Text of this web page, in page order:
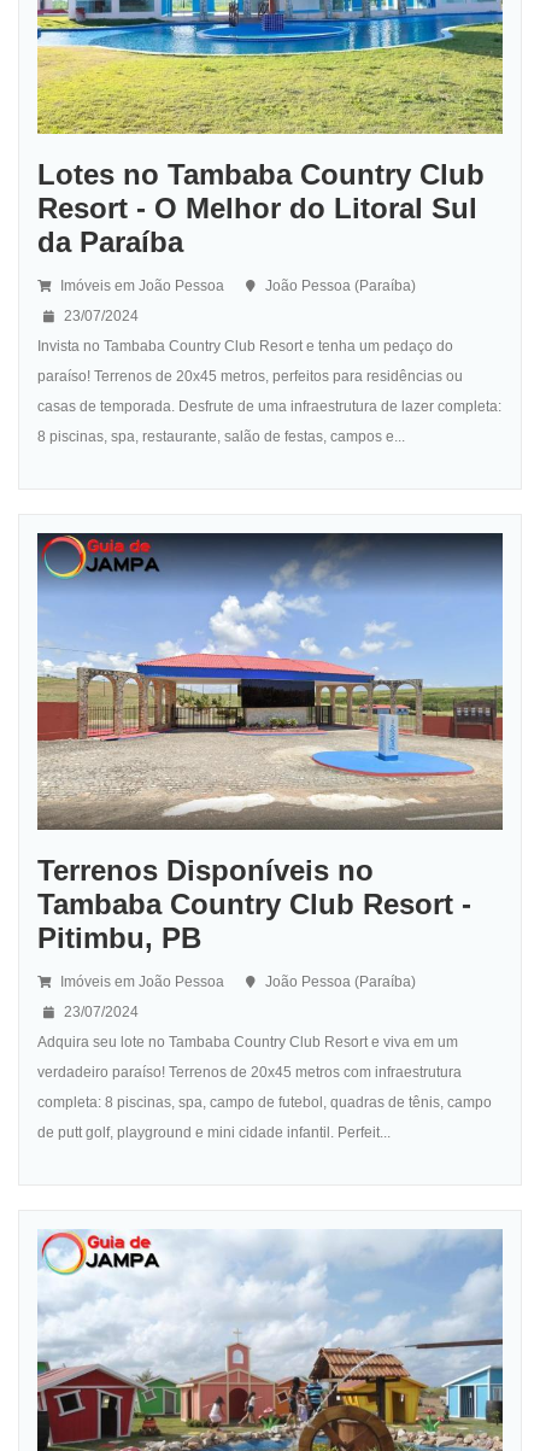
Lotes no Tambaba Country Club
Resort - O Melhor do Litoral Sul
da Paraíba
Imóveis em João Pessoa
João Pessoa (Paraíba)
23/07/2024
Invista no Tambaba Country Club Resort e tenha um pedaço do
paraíso! Terrenos de 20x45 metros, perfeitos para residências ou
casas de temporada. Desfrute de uma infraestrutura de lazer completa:
8 piscinas, spa, restaurante, salão de festas, campos e...
Terrenos Disponíveis no
Tambaba Country Club Resort -
Pitimbu, PB
Imóveis em João Pessoa
João Pessoa (Paraíba)
23/07/2024
Adquira seu lote no Tambaba Country Club Resort e viva em um
verdadeiro paraíso! Terrenos de 20x45 metros com infraestrutura
completa: 8 piscinas, spa, campo de futebol, quadras de tênis, campo
de putt golf, playground e mini cidade infantil. Perfeit...